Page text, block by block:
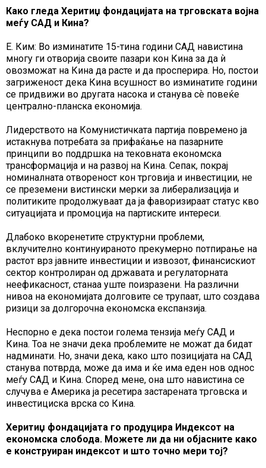
Како гледа Херитиџ фондацијата на трговската војна
меѓу САД и Кина?
Е. Ким: Во изминатите 15-тина години САД навистина
многу ги отворија своите пазари кон Кина за да ѝ
овозможат на Кина да расте и да просперира. Но, постои
загриженост дека Кина всушност во изминатите години
се придвижи во другата насока и станува сѐ повеќе
централно-планска економија.
Лидерството на Комунистичката партија повремено ја
истакнува потребата за прифаќање на пазарните
принципи во поддршка на тековната економска
трансформација и на развој на Кина. Сепак, покрај
номиналната отвореност кон трговија и инвестиции, не
се преземени вистински мерки за либерализација и
политиките продолжуваат да ја фаворизираат статус кво
ситуацијата и промоција на партиските интереси.
Длабоко вкоренетите структурни проблеми,
вклучително континуираното прекумерно потпирање на
растот врз јавните инвестиции и извозот, финансискиот
сектор контролиран од државата и регулаторната
неефикасност, станаа уште поизразени. На различни
нивоа на економијата долговите се трупаат, што создава
ризици за долгорочна економска експанзија.
Неспорно е дека постои голема тензија меѓу САД и
Кина. Тоа не значи дека проблемите не можат да бидат
надминати. Но, значи дека, како што позицијата на САД
станува потврда, може да има и ќе има еден нов однос
меѓу САД и Кина. Според мене, она што навистина се
случува е Америка ја ресетира застарената трговска и
инвестициска врска со Кина.
Херитиџ фондацијата го продуцира Индексот на
економска слобода. Можете ли да ни објасните како
е конструиран индексот и што точно мери тој?